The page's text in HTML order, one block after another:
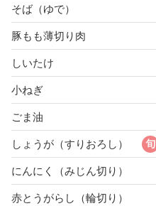
そば（ゆで）
豚もも薄切り肉
しいたけ
小ねぎ
ごま油
しょうが（すりおろし）
にんにく（みじん切り）
赤とうがらし（輪切り）